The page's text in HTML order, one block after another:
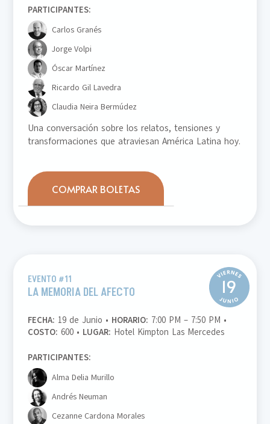
PARTICIPANTES:
Carlos Granés
Jorge Volpi
Óscar Martínez
Ricardo Gil Lavedra
Claudia Neira Bermúdez
Una conversación sobre los relatos, tensiones y
transformaciones que atraviesan América Latina hoy.
COMPRAR BOLETAS
EVENTO #11
LA MEMORIA DEL AFECTO
FECHA: 19 de Junio • HORARIO: 7:00 PM – 7:50 PM •
COSTO: 600 • LUGAR: Hotel Kimpton Las Mercedes
PARTICIPANTES:
Alma Delia Murillo
Andrés Neuman
Cezanne Cardona Morales